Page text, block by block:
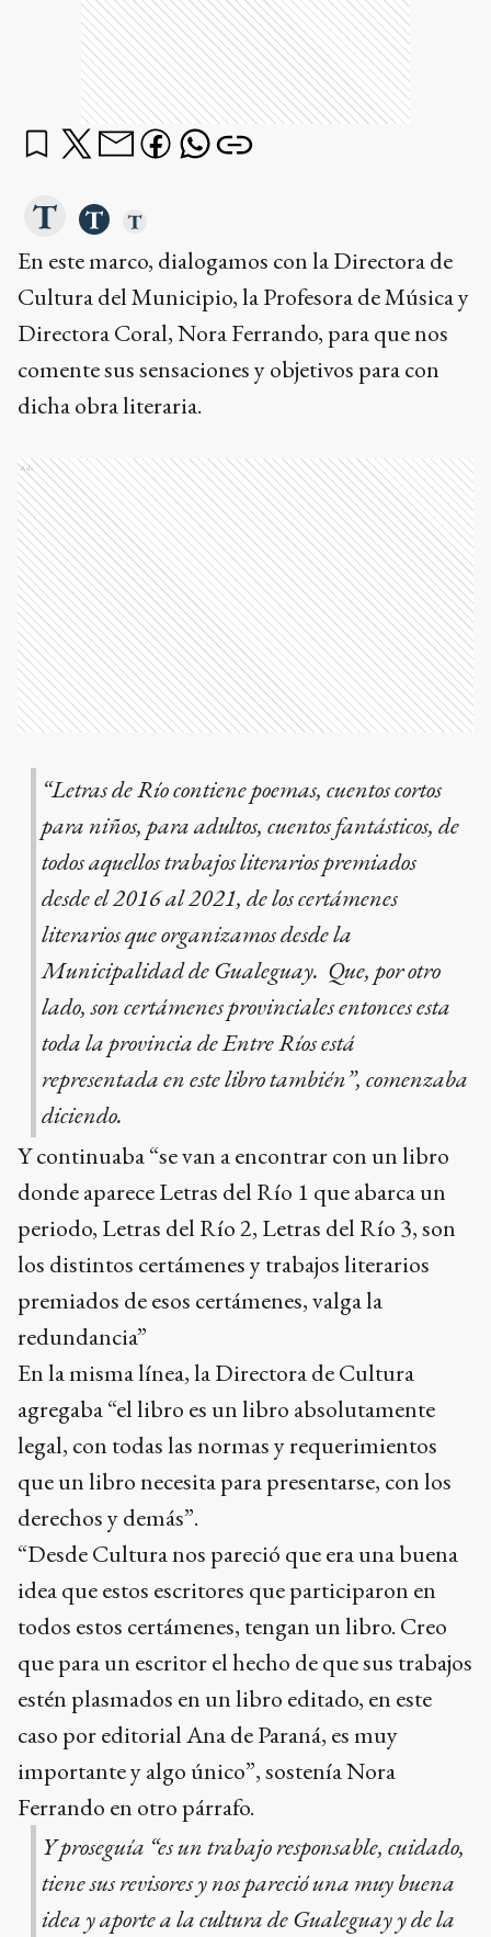
En este marco, dialogamos con la Directora de
Cultura del Municipio, la Profesora de Música y
Directora Coral, Nora Ferrando, para que nos
comente sus sensaciones y objetivos para con
dicha obra literaria.
Ads
“Letras de Río contiene poemas, cuentos cortos
para niños, para adultos, cuentos fantásticos, de
todos aquellos trabajos literarios premiados
desde el 2016 al 2021, de los certámenes
literarios que organizamos desde la
Municipalidad de Gualeguay. Que, por otro
lado, son certámenes provinciales entonces esta
toda la provincia de Entre Ríos está
representada en este libro también”, comenzaba
diciendo.
Y continuaba “se van a encontrar con un libro
donde aparece Letras del Río 1 que abarca un
periodo, Letras del Río 2, Letras del Río 3, son
los distintos certámenes y trabajos literarios
premiados de esos certámenes, valga la
redundancia”
En la misma línea, la Directora de Cultura
agregaba “el libro es un libro absolutamente
legal, con todas las normas y requerimientos
que un libro necesita para presentarse, con los
derechos y demás”.
“Desde Cultura nos pareció que era una buena
idea que estos escritores que participaron en
todos estos certámenes, tengan un libro. Creo
que para un escritor el hecho de que sus trabajos
estén plasmados en un libro editado, en este
caso por editorial Ana de Paraná, es muy
importante y algo único”, sostenía Nora
Ferrando en otro párrafo.
Y proseguía “es un trabajo responsable, cuidado,
tiene sus revisores y nos pareció una muy buena
idea y aporte a la cultura de Gualeguay y de la